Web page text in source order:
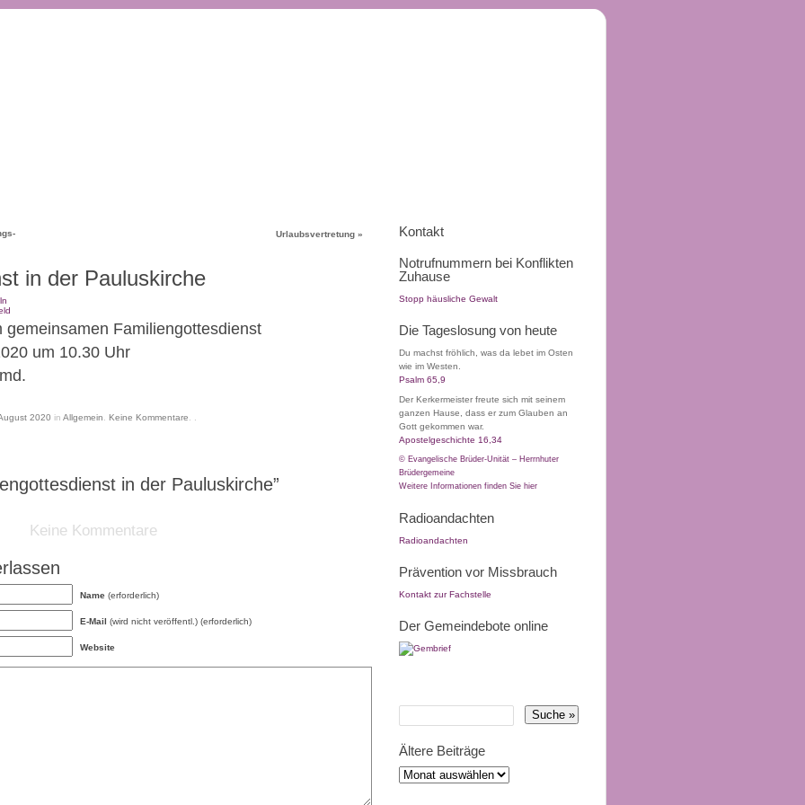
Urlaubsvertretung »
in der Pauluskirche
Familiengottesdienst
um 10.30 Uhr
2020 in Allgemein Keine Kommentare
in der Pauluskirche”
Keine Kommentare
Name (erforderlich)
E-Mail (wird nicht veröffentl.) (erforderlich)
Website
Kontakt
Notrufnummern bei Konflikten
Zuhause
Stopp häusliche Gewalt
Die Tageslosung von heute
Du machst fröhlich, was da lebet im Osten
wie im Westen.
Psalm 65,9
Der Kerkermeister freute sich mit seinem
ganzen Hause, dass er zum Glauben an
Gott gekommen war.
Apostelgeschichte 16,34
© Evangelische Brüder-Unität – Herrnhuter
Brüdergemeine
Weitere Informationen finden Sie hier
Radioandachten
Radioandachten
Prävention vor Missbrauch
Kontakt zur Fachstelle
Der Gemeindebote online
Ältere Beiträge
Ältere
Beiträge